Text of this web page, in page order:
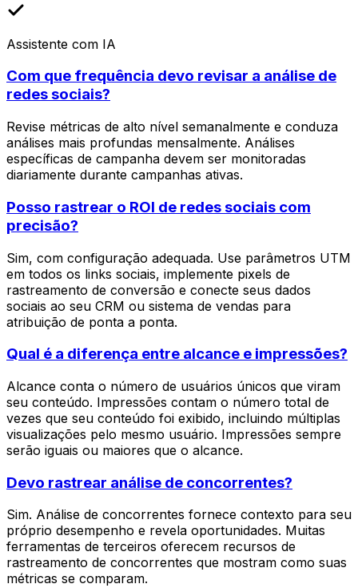
Assistente com IA
Com que frequência devo revisar a análise de
redes sociais?
Revise métricas de alto nível semanalmente e conduza
análises mais profundas mensalmente. Análises
específicas de campanha devem ser monitoradas
diariamente durante campanhas ativas.
Posso rastrear o ROI de redes sociais com
precisão?
Sim, com configuração adequada. Use parâmetros UTM
em todos os links sociais, implemente pixels de
rastreamento de conversão e conecte seus dados
sociais ao seu CRM ou sistema de vendas para
atribuição de ponta a ponta.
Qual é a diferença entre alcance e impressões?
Alcance conta o número de usuários únicos que viram
seu conteúdo. Impressões contam o número total de
vezes que seu conteúdo foi exibido, incluindo múltiplas
visualizações pelo mesmo usuário. Impressões sempre
serão iguais ou maiores que o alcance.
Devo rastrear análise de concorrentes?
Sim. Análise de concorrentes fornece contexto para seu
próprio desempenho e revela oportunidades. Muitas
ferramentas de terceiros oferecem recursos de
rastreamento de concorrentes que mostram como suas
métricas se comparam.